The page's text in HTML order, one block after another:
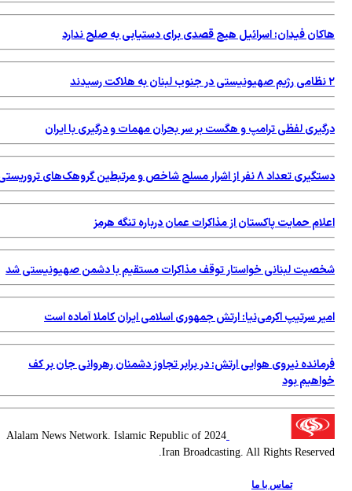
هاکان فیدان: اسرائیل هیچ قصدی برای دستیابی به صلح ندارد
درگیری لفظی ترامپ و هگست بر سر بحران مهمات و درگیری با ایران
دستگیری تعداد ۸ نفر از اشرار مسلح شاخص و مرتبطین گروهک‌های تروریستی
اعلام حمایت پاکستان از مذاکرات عمان درباره تنگه هرمز
شخصیت لبنانی خواستار توقف مذاکرات مستقیم با دشمن صهیونیستی شد
امیر سرتیپ اكرمی‌نیا: ارتش جمهوری اسلامی ایران کاملا آماده است
فرمانده نیروی هوایی ارتش: در برابر تجاوز دشمنان رهروانی جان بر کف
خواهیم بود
2024 Alalam News Network. Islamic Republic of
Iran Broadcasting. All Rights Reserved.
تماس با ما